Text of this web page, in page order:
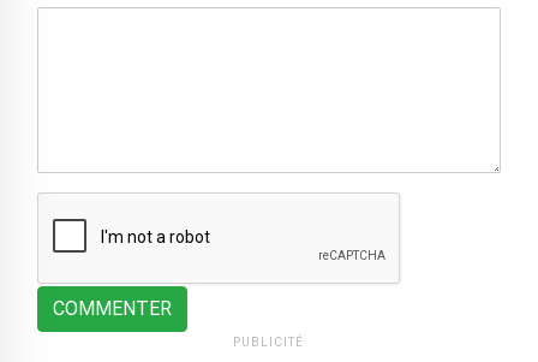
COMMENTER
PUBLICITÉ